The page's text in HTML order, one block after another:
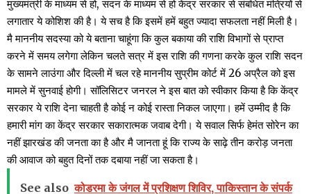
मुख्यमंत्री के माध्यम से हो, सदन के माध्यम से हो केंद्र सरकार से संबंधित मंत्रियों से
लगातार ये कोशिश की है। ये सच है कि इसमें हमें बहुत ज्यादा सफलता नहीं मिली है।
मै माननीय सदस्या को ये बताना चाहूंगा कि कुल बकाया की राशि विभागों से प्राप्त
करने में समय लगेगा लेकिन चलते सत्र में इस राशि की गणना करके कुल राशि सदन
के सामने लाउंगा और दिल्ली में चल रहे माननीय सुप्रीम कोर्ट में 26 अप्रैल को इस
मामले में सुनवाई होगी। सॉलिसिटर जनरल ने इस बात को स्वीकार किया है कि केंद्र
सरकार ये राशि देना चाहती है कोई न कोई रास्ता निकल जाएगा। हमें उम्मीद है कि
हमारी मांग का केंद्र सरकार सकारात्मक जवाब देगी। ये सवाल सिर्फ हेमंत सोरेन का
नहीं झारखंड की जनता का है और मै जानता हूं कि राज्य के साढ़े तीन करोड़ जनता
की आवाज को बहुत दिनों तक दबाया नहीं जा सकता है।
See also कोडरमा के जंगल में प्रशिक्षण शिविर, पाकिस्तान के संपर्क